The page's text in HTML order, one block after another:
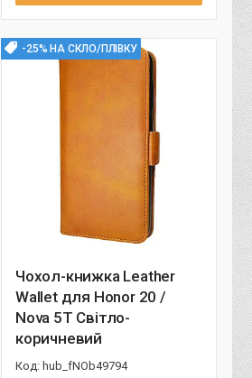
-25% НА СКЛО/ПЛІВКУ
Чохол-книжка Leather
Wallet для Honor 20 /
Nova 5T Світло-
коричневий
hub_fNOb49794